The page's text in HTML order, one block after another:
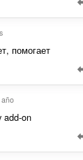
помогает
add-on